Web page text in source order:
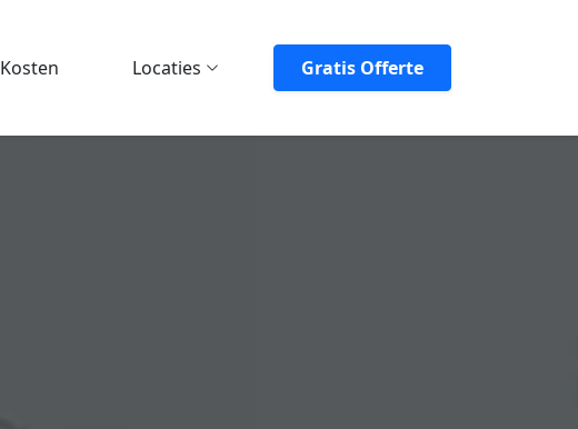
Kosten Locaties Gratis Offerte